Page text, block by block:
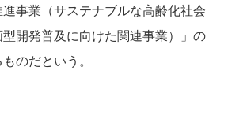
事業（サステナブルな高齢化社会
開発普及に向けた関連事業）」の
のだという。